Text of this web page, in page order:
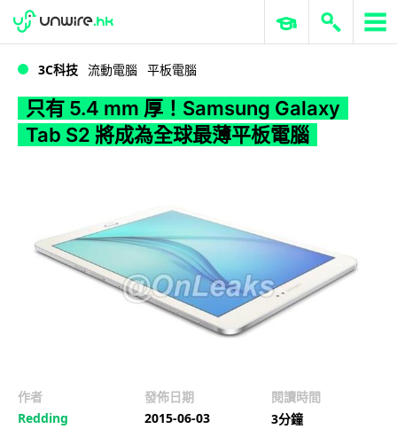
WWDC 2026 ERP 與商業 AI
3C科技 流動電腦 平板電腦
只有 5.4 mm 厚！Samsung Galaxy
Tab S2 將成為全球最薄平板電腦
作者
Redding
發佈日期
2015-06-03
閱讀時間
3分鐘